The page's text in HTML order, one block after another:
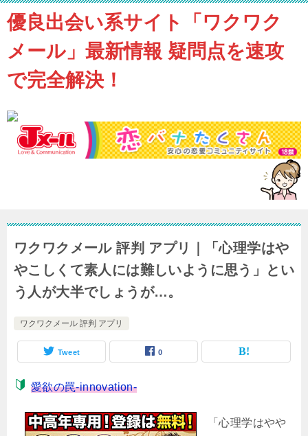
優良出会い系サイト「ワクワク
メール」最新情報 疑問点を速攻
で完全解決！
ワクワクメール 評判 アプリ｜「心理学はや
やこしくて素人には難しいように思う」とい
う人が大半でしょうが…。
ワクワクメール 評判 アプリ
Tweet 0
愛欲の罠-innovation-
「心理学はやや